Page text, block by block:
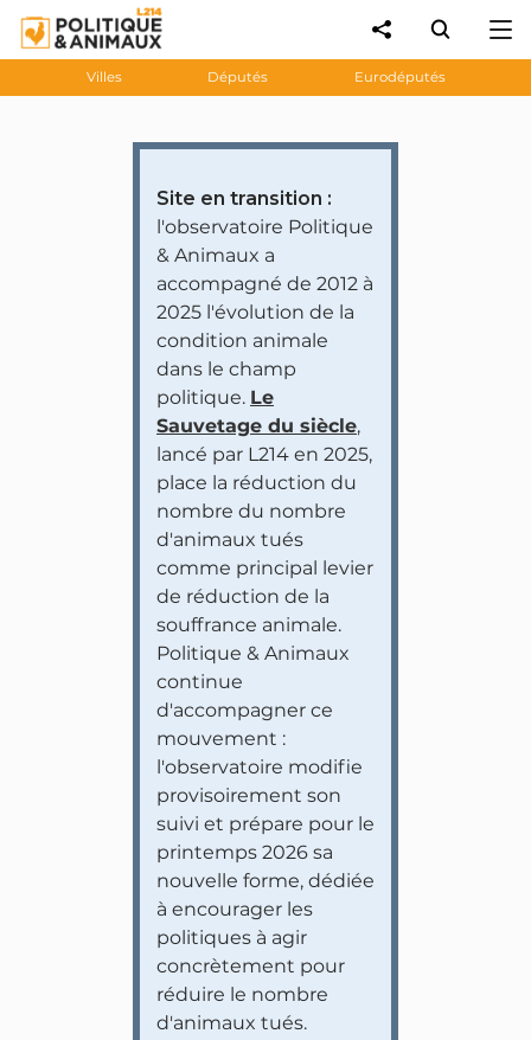
Villes Députés Eurodéputés
Site en transition :
l'observatoire Politique
& Animaux a
accompagné de 2012 à
2025 l'évolution de la
condition animale
dans le champ
politique. Le
Sauvetage du siècle,
lancé par L214 en 2025,
place la réduction du
nombre du nombre
d'animaux tués
comme principal levier
de réduction de la
souffrance animale.
Politique & Animaux
continue
d'accompagner ce
mouvement :
l'observatoire modifie
provisoirement son
suivi et prépare pour le
printemps 2026 sa
nouvelle forme, dédiée
à encourager les
politiques à agir
concrètement pour
réduire le nombre
d'animaux tués.